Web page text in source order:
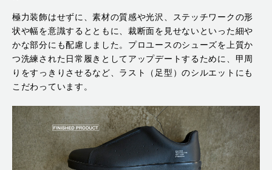
極力装飾はせずに、素材の質感や光沢、ステッチワークの形
状や幅を意識するとともに、裁断面を見せないといった細や
かな部分にも配慮しました。プロユースのシューズを上質か
つ洗練された日常履きとしてアップデートするために、甲周
りをすっきりさせるなど、ラスト（足型）のシルエットにも
こだわっています。